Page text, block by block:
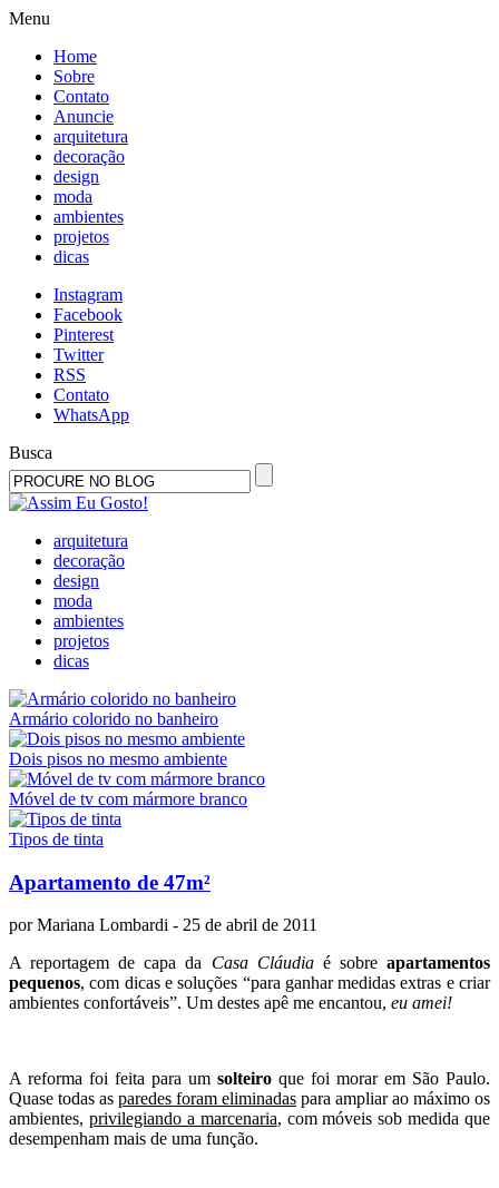
Menu
Home
Sobre
Contato
Anuncie
arquitetura
decoração
design
moda
ambientes
projetos
dicas
Instagram
Facebook
Pinterest
Twitter
RSS
Contato
WhatsApp
Busca
arquitetura
decoração
design
moda
ambientes
projetos
dicas
Armário colorido no banheiro
Dois pisos no mesmo ambiente
Móvel de tv com mármore branco
Tipos de tinta
Apartamento de 47m²
porMariana Lombardi - 25 de abril de 2011
A reportagem de capa da Casa Cláudiaé sobreapartamentos
pequenos, com dicas e soluções “para ganhar medidas extras e criar
ambientes confortáveis”. Um destes apê me encantou, eu amei!
A reforma foi feita para um solteiro que foi morar em São Paulo.
Quase todas as paredes foram eliminadas para ampliar ao máximo os
ambientes, privilegiando a marcenaria, com móveis sob medida que
desempenham mais de uma função.